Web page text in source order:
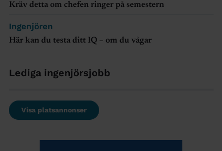
Kräv detta om chefen ringer på semestern
Ingenjören
Här kan du testa ditt IQ – om du vågar
Lediga ingenjörsjobb
Visa platsannonser